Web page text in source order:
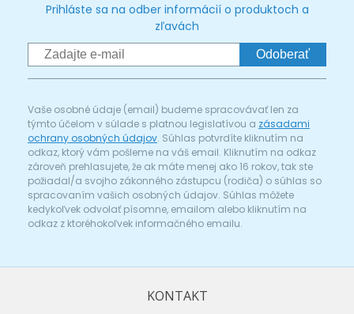
Prihláste sa na odber informácií o produktoch a
zľavách
Odoberať
Vaše osobné údaje (email) budeme spracovávať len za
týmto účelom v súlade s platnou legislatívou a zásadami
ochrany osobných údajov. Súhlas potvrdíte kliknutím na
odkaz, ktorý vám pošleme na váš email. Kliknutím na odkaz
zároveň prehlasujete, že ak máte menej ako 16 rokov, tak ste
požiadal/a svojho zákonného zástupcu (rodiča) o súhlas so
spracovaním vašich osobných údajov. Súhlas môžete
kedykoľvek odvolať písomne, emailom alebo kliknutím na
odkaz z ktoréhokoľvek informačného emailu.
KONTAKT